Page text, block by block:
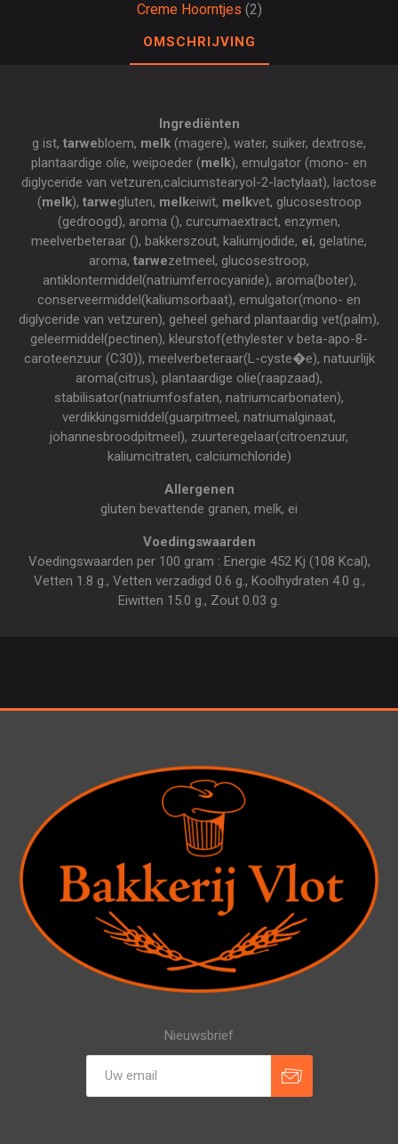
Creme Hoorntjes (2)
OMSCHRIJVING
Ingrediënten
g ist, tarwebloem, melk (magere), water, suiker, dextrose,
plantaardige olie, weipoeder (melk), emulgator (mono- en
diglyceride van vetzuren,calciumstearyol-2-lactylaat), lactose
(melk), tarwegluten, melkeiwit, melkvet, glucosestroop
(gedroogd), aroma (), curcumaextract, enzymen,
meelverbeteraar (), bakkerszout, kaliumjodide, ei, gelatine,
aroma, tarwezetmeel, glucosestroop,
antiklontermiddel(natriumferrocyanide), aroma(boter),
conserveermiddel(kaliumsorbaat), emulgator(mono- en
diglyceride van vetzuren), geheel gehard plantaardig vet(palm),
geleermiddel(pectinen), kleurstof(ethylester v beta-apo-8-
caroteenzuur (C30)), meelverbeteraar(L-cyste�e), natuurlijk
aroma(citrus), plantaardige olie(raapzaad),
stabilisator(natriumfosfaten, natriumcarbonaten),
verdikkingsmiddel(guarpitmeel, natriumalginaat,
johannesbroodpitmeel), zuurteregelaar(citroenzuur,
kaliumcitraten, calciumchloride)
Allergenen
gluten bevattende granen, melk, ei
Voedingswaarden
Voedingswaarden per 100 gram : Energie 452 Kj (108 Kcal),
Vetten 1.8 g., Vetten verzadigd 0.6 g., Koolhydraten 4.0 g.,
Eiwitten 15.0 g., Zout 0.03 g.
Nieuwsbrief